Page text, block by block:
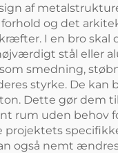
af
og det
I en bro
stål eller
smedning,
styrke. De kan
Dette gør dem
rum uden behov
projektets
også nemt